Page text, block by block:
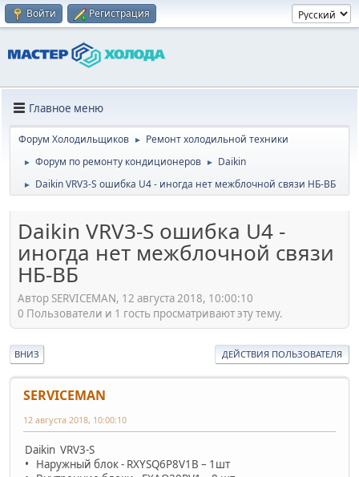
Войти Регистрация
Главное меню
Форум Холодильщиков ► Ремонт холодильной техники
► Форум по ремонту кондиционеров ► Daikin
► Daikin VRV3-S ошибка U4 - иногда нет межблочной связи НБ-ВБ
Daikin VRV3-S ошибка U4 -
иногда нет межблочной связи
НБ-ВБ
Автор SERVICEMAN, 12 августа 2018, 10:00:10
0 Пользователи и 1 гость просматривают эту тему.
ВНИЗ ДЕЙСТВИЯ ПОЛЬЗОВАТЕЛЯ
SERVICEMAN
12 августа 2018, 10:00:10
Daikin VRV3-S
• Наружный блок - RXYSQ6P8V1B – 1шт